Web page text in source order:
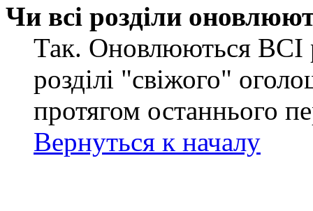
Чи всі розділи
Так. Оновлюються ВСІ
розділі "свіжого"
протягом останнього
Вернуться к началу